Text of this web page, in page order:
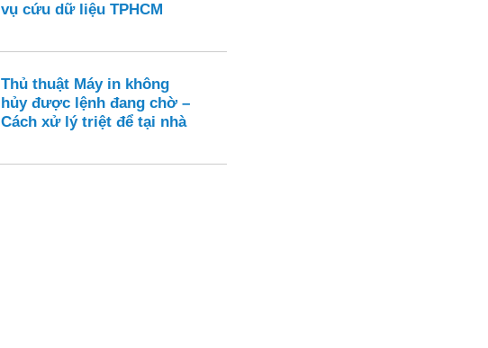
vụ cứu dữ liệu TPHCM
Thủ thuật Máy in không
hủy được lệnh đang chờ –
Cách xử lý triệt để tại nhà